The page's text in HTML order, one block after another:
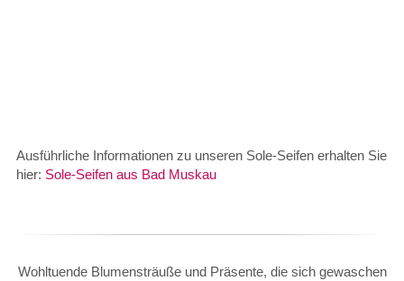
Ausführliche Informationen zu unseren Sole-Seifen erhalten Sie
hier: Sole-Seifen aus Bad Muskau
Wohltuende Blumensträuße und Präsente, die sich gewaschen